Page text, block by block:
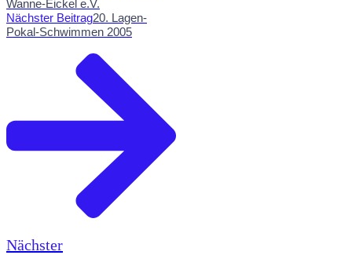
Wanne-Eickel e.V.
Nächster Beitrag20. Lagen-
Pokal-Schwimmen 2005
Nächster